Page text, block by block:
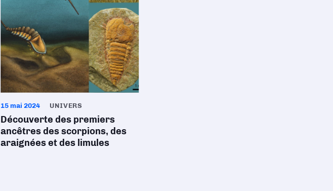
15 mai 2024 UNIVERS
Découverte des premiers
ancêtres des scorpions, des
araignées et des limules